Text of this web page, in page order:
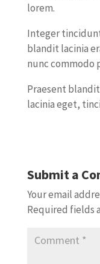
lorem.
Integer
blandit lacinia
nunc commodo
Praesent
lacinia eget,
Submit a
Your email
Required fields